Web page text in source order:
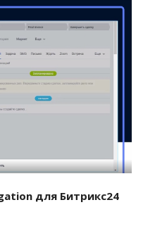
для Битрикс24